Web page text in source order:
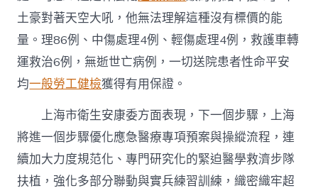
土豪對著天空大吼，他無法理解這種沒有標價的能
量。理86例、中傷處理4例、輕傷處理4例，救護車轉
運救治6例，無逝世亡病例，一切送院患者性命平安
均一般勞工健檢獲得有用保證。
上海市衛生安康委方面表現，下一個步驟，上海
將進一個步驟優化應急醫療專項預案與操縱流程，連
續加大力度規范化、專門研究化的緊迫醫學救濟步隊
扶植，強化多部分聯動與實兵練習訓練，織密織牢超